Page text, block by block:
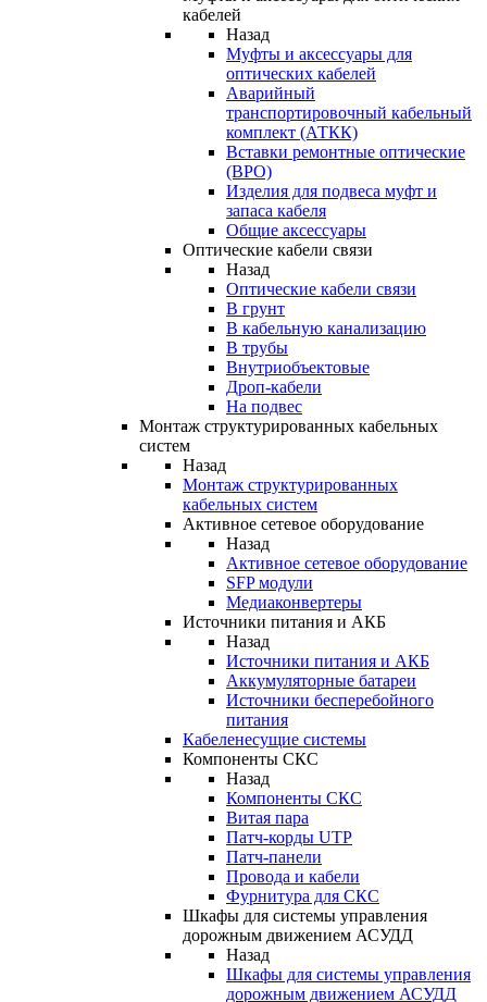
кабелей
Назад
Муфты и аксессуары для
оптических кабелей
Аварийный
транспортировочный кабельный
комплект (АТКК)
Вставки ремонтные оптические
(ВРО)
Изделия для подвеса муфт и
запаса кабеля
Общие аксессуары
Оптические кабели связи
Назад
Оптические кабели связи
В грунт
В кабельную канализацию
В трубы
Внутриобъектовые
Дроп-кабели
На подвес
Монтаж структурированных кабельных
систем
Назад
Монтаж структурированных
кабельных систем
Активное сетевое оборудование
Назад
Активное сетевое оборудование
SFP модули
Медиаконвертеры
Источники питания и АКБ
Назад
Источники питания и АКБ
Аккумуляторные батареи
Источники бесперебойного
питания
Кабеленесущие системы
Компоненты СКС
Назад
Компоненты СКС
Витая пара
Патч-корды UTP
Патч-панели
Провода и кабели
Фурнитура для СКС
Шкафы для системы управления
дорожным движением АСУДД
Назад
Шкафы для системы управления
дорожным движением АСУДД